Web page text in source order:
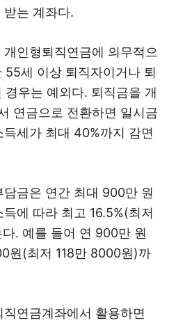
는 계좌다.
인형퇴직연금에 의무적으
55세 이상 퇴직자이거나 퇴
우는 예외다. 퇴직금을 개
연금으로 전환하면 일시금
세가 최대 40%까지 감면
금은 연간 최대 900만 원
에 따라 최고 16.5%(최저
. 예를 들어 연 900만 원
원(최저 118만 8000원)까
연금계좌에서 활용하면